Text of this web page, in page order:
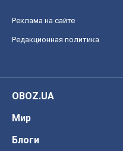
Реклама на сайте
Редакционная политика
OBOZ.UA
Мир
Блоги